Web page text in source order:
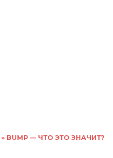
» BUMP — ЧТО ЭТО ЗНАЧИТ?